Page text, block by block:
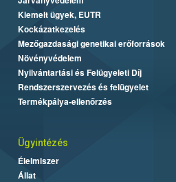
Kiemelt ügyek, EUTR
Kockázatkezelés
Mezőgazdasági genetikai erőforrások
Növényvédelem
Nyilvántartási és Felügyeleti Díj
Rendszerszervezés és felügyelet
Termékpálya-ellenőrzés
Ügyintézés
Élelmiszer
Állat